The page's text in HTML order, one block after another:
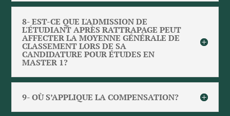
8- EST-CE QUE L'ADMISSION DE
L'ÉTUDIANT APRÈS RATTRAPAGE PEUT
AFFECTER LA MOYENNE GÉNÉRALE DE
CLASSEMENT LORS DE SA
CANDIDATURE POUR ÉTUDES EN
MASTER 1?
9- OÙ S’APPLIQUE LA COMPENSATION?